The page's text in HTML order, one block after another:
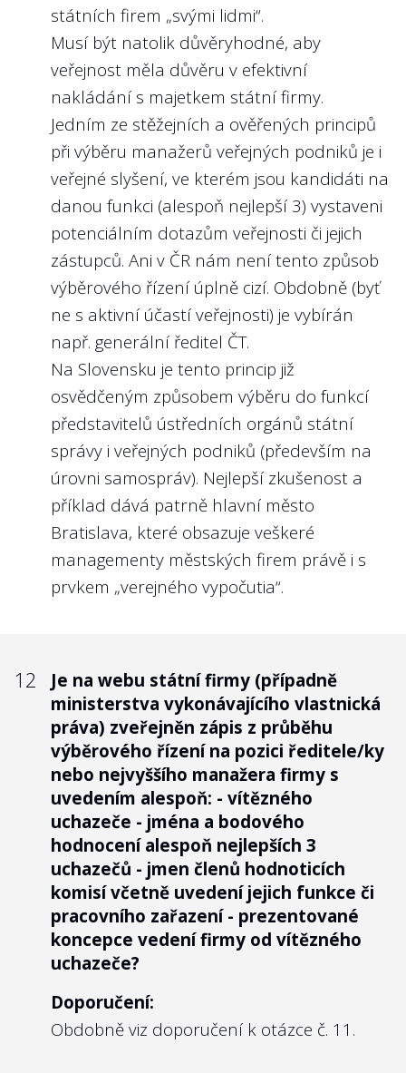
státních firem „svými lidmi“.
Musí být natolik důvěryhodné, aby
veřejnost měla důvěru v efektivní
nakládání s majetkem státní firmy.
Jedním ze stěžejních a ověřených principů
při výběru manažerů veřejných podniků je i
veřejné slyšení, ve kterém jsou kandidáti na
danou funkci (alespoň nejlepší 3) vystaveni
potenciálním dotazům veřejnosti či jejich
zástupců. Ani v ČR nám není tento způsob
výběrového řízení úplně cizí. Obdobně (byť
ne s aktivní účastí veřejnosti) je vybírán
např. generální ředitel ČT.
Na Slovensku je tento princip již
osvědčeným způsobem výběru do funkcí
představitelů ústředních orgánů státní
správy i veřejných podniků (především na
úrovni samospráv). Nejlepší zkušenost a
příklad dává patrně hlavní město
Bratislava, které obsazuje veškeré
managementy městských firem právě i s
prvkem „verejného vypočutia“.
12
Je na webu státní firmy (případně
ministerstva vykonávajícího vlastnická
práva) zveřejněn zápis z průběhu
výběrového řízení na pozici ředitele/ky
nebo nejvyššího manažera firmy s
uvedením alespoň: - vítězného
uchazeče - jména a bodového
hodnocení alespoň nejlepších 3
uchazečů - jmen členů hodnoticích
komisí včetně uvedení jejich funkce či
pracovního zařazení - prezentované
koncepce vedení firmy od vítězného
uchazeče?
Doporučení:
Obdobně viz doporučení k otázce č. 11.